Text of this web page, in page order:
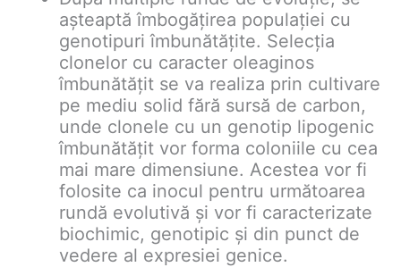
așteaptă îmbogățirea populației cu
genotipuri îmbunătățite. Selecția
clonelor cu caracter oleaginos
îmbunătățit se va realiza prin cultivare
pe mediu solid fără sursă de carbon,
unde clonele cu un genotip lipogenic
îmbunătățit vor forma coloniile cu cea
mai mare dimensiune. Acestea vor fi
folosite ca inocul pentru următoarea
rundă evolutivă și vor fi caracterizate
biochimic, genotipic și din punct de
vedere al expresiei genice.